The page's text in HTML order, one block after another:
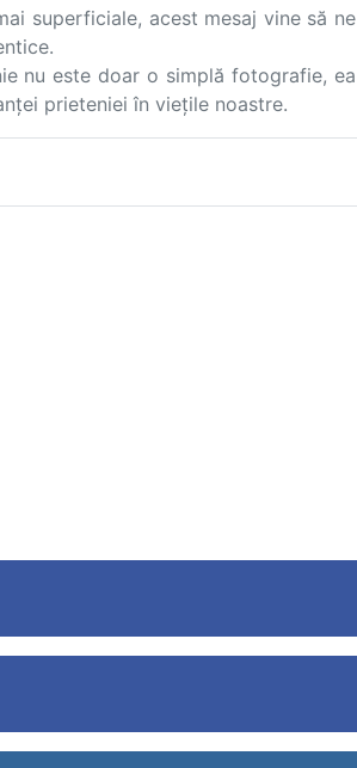
superficiale, acest mesaj vine să ne
nu este doar o simplă fotografie, ea
prieteniei în viețile noastre.